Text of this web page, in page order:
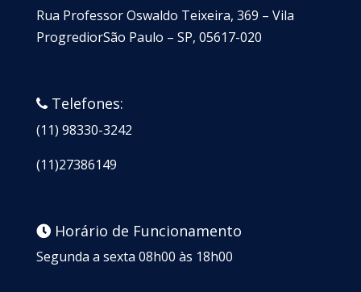
Rua Professor Oswaldo Teixeira, 369 – Vila
ProgrediorSão Paulo – SP, 05617-020
Telefones:
(11) 98330-3242
(11)27386149
Horário de Funcionamento
Segunda a sexta 08h00 às 18h00